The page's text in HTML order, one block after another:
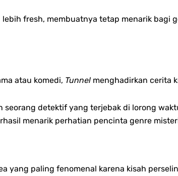
fresh, membuatnya tetap menarik bagi
atau komedi, Tunnel menghadirkan cerita
seorang detektif yang terjebak di lorong
menarik perhatian pencinta genre
yang paling fenomenal karena kisah